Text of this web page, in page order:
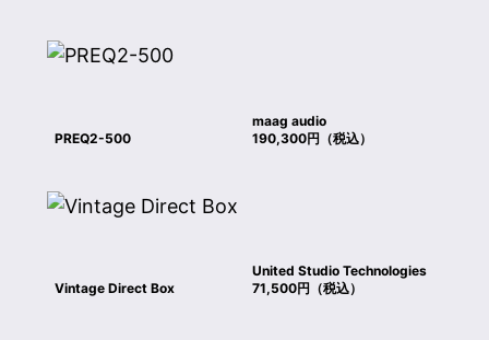
maag audio
PREQ2-500
190,300円（税込）
United Studio Technologies
Vintage Direct Box
71,500円（税込）